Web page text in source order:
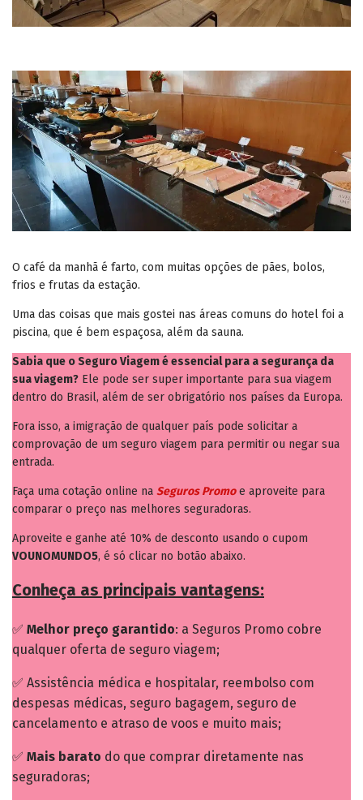
O café da manhã é farto, com muitas opções de pães, bolos,
frios e frutas da estação.
Uma das coisas que mais gostei nas áreas comuns do hotel foi a
piscina, que é bem espaçosa, além da sauna.
Sabia que o Seguro Viagem é essencial para a segurança da
sua viagem? Ele pode ser super importante para sua viagem
dentro do Brasil, além de ser obrigatório nos países da Europa.
Fora isso, a imigração de qualquer país pode solicitar a
comprovação de um seguro viagem para permitir ou negar sua
entrada.
Faça uma cotação online na Seguros Promoe aproveite para
comparar o preço nas melhores seguradoras.
Aproveite e ganhe até 10% de desconto usando o cupom
VOUNOMUNDO5, é só clicar no botão abaixo.
Conheça as principais vantagens:
✅ Melhor preço garantido: a Seguros Promo cobre
qualquer oferta de seguro viagem;
✅ Assistência médica e hospitalar, reembolso com
despesas médicas, seguro bagagem, seguro de
cancelamento e atraso de voos e muito mais;
✅ Mais barato do que comprar diretamente nas
seguradoras;